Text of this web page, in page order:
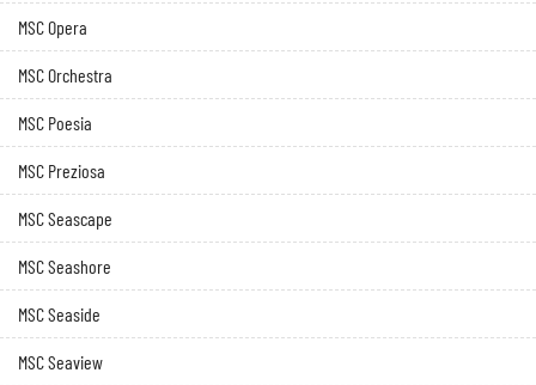
MSC Opera
MSC Orchestra
MSC Poesia
MSC Preziosa
MSC Seascape
MSC Seashore
MSC Seaside
MSC Seaview